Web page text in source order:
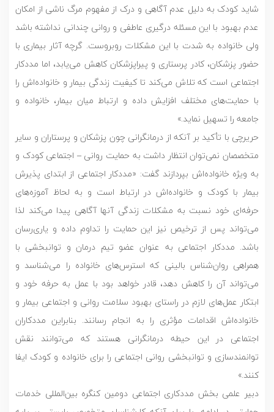
شاید کودک به دلیل عدم آگاهی و درک از مفهوم مرگ ناشی از امکان
عدم بهبود با این مسئله درگیری عاطفی و روانی چندانی نداشته باشد
ولی خانواده به شدت با این مشکلات روبروست. گرچه آثار بیماری با
حضور پزشکان، کادر پرستاری و پیراپزشکان کاهش می‌یابد، اما مددکار
اجتماعی است که تلاش می‌کند تا کیفیت زندگی بیمار و خانواده‌اش را
با حمایت‌های مختلف افزایش داده و ارتباط میان بیمار، خانواده و
جامعه را تسهیل نماید.»
حریرچی با تأکید بر آنکه از درمانگرانی چون پزشکان و پرستاران و سایر
متخصصان نمی‌توان انتظار داشت به حمایت روانی – اجتماعی کودک و
به ویژه خانواده‌اش بپردازند گفت: «مددکار اجتماعی از ابتدای پذیرش
بیمار با کودک و خانواده‌اش در ارتباط است و به لحاظ آموزه‌های
حرفه‌ای خود نسبت به مشکلات زندگی آنها آگاهی پیدا می‌کند لذا
می‌تواند پس از ترخیص نیز این حمایت را تداوم داده و یاری‌رسان
باشد. مددکار اجتماعی به عنوان عضو تیم درمان و توانبخشی با
همراهی روان‌شناس بالینی که استرس‌های خانواده را می‌شناسد و
می‌تواند آن را کاهش دهد، قادر خواهد بود با عمل به حرفه خود و
ابتکار عمل‌های لازم در راستای بهبود سلامت روانی و اجتماعی بیمار و
خانواده‌اش اقدامات مؤثری را به انجام رسانند. بنابراین مددکاران
اجتماعی در این حیطه درمانگرانی هستند که می‌توانند نقش
توانمندسازی و توانبخشی روانی اجتماعی را برای خانواده و کودک ایفا
کنند.»
دبیر علمی بخش مددکاری اجتماعی دومین کنگره بین‌المللی خدمات